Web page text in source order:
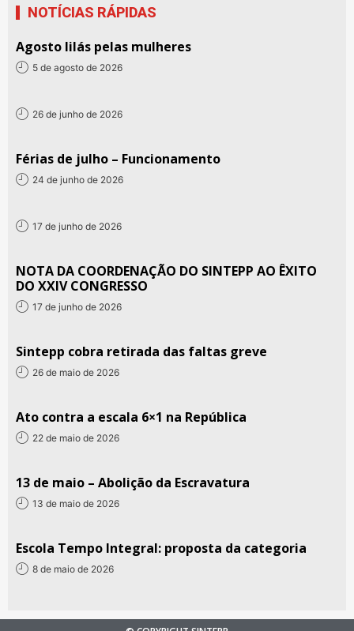
NOTÍCIAS RÁPIDAS
Agosto lilás pelas mulheres
5 de agosto de 2026
26 de junho de 2026
Férias de julho – Funcionamento
24 de junho de 2026
17 de junho de 2026
NOTA DA COORDENAÇÃO DO SINTEPP AO ÊXITO
DO XXIV CONGRESSO
17 de junho de 2026
Sintepp cobra retirada das faltas greve
26 de maio de 2026
Ato contra a escala 6×1 na República
22 de maio de 2026
13 de maio – Abolição da Escravatura
13 de maio de 2026
Escola Tempo Integral: proposta da categoria
8 de maio de 2026